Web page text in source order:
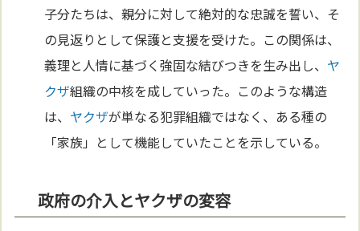
子分たちは、親分に対して絶対的な忠誠を誓い、そ
の見返りとして保護と支援を受けた。この関係は、
義理と人情に基づく強固な結びつきを生み出し、 ヤ
クザ組織の中核を成していった。このような構造
は、 ヤクザが単なる犯罪組織ではなく、ある種の
「家族」として機能していたことを示している。
政府の介入とヤクザの変容